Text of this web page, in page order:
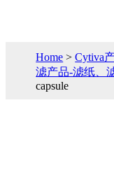
Home >Cytiva
滤产品-滤纸、
capsule